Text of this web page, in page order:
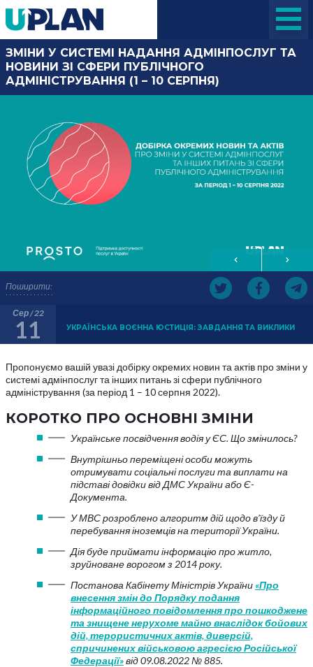
Поширити:
ЗМІНИ У СИСТЕМІ НАДАННЯ АДМІНПОСЛУГ ТА
НОВИНИ ЗІ СФЕРИ ПУБЛІЧНОГО
АДМІНІСТРУВАННЯ (1 – 10 СЕРПНЯ)
Сер / 22
11 УКРАЇНСЬКА ВОЄННА ЮСТИЦІЯ: ЗАВДАННЯ ТА ВИКЛИКИ
Пропонуємо вашій увазі добірку окремих новин та актів про зміни у
системі адмінпослуг та інших питань зі сфери публічного
адміністрування (за період 1 – 10 серпня 2022).
КОРОТКО ПРО ОСНОВНІ ЗМІНИ
Українське посвідчення водія у ЄС. Що змінилось?
Внутрішньо переміщені особи можуть
отримувати соціальні послуги та виплати на
підставі довідки від ДМС України або Є-
Документа.
У МВС розроблено алгоритм дій щодо в’їзду й
перебування іноземців на території України.
Дія буде приймати інформацію про житло,
зруйноване ворогом з 2014 року.
Постанова Кабінету Міністрів України «Про
внесення змін до Порядку подання
інформаційного повідомлення про пошкоджене
та знищене нерухоме майно внаслідок бойових
дій, терористичних актів, диверсій,
спричинених військовою агресією Російської
Федерації»від 09.08.2022 № 885.